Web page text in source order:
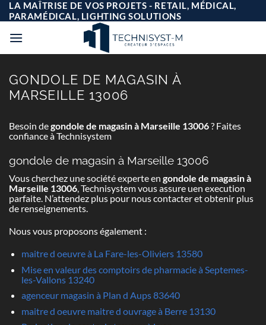
Passer
au
contenu
LA MAÎTRISE DE VOS PROJETS - RETAIL, MÉDICAL,
PARAMÉDICAL, LIGHTING SOLUTIONS
GONDOLE DE MAGASIN À
MARSEILLE 13006
Besoin degondole de magasin à Marseille 13006? Faites
confiance à Technisystem
gondole de magasin à Marseille 13006
Vous cherchez une société experte en gondole de magasin à
Marseille 13006, Technisystem vous assure uen execution
parfaite. N’attendez plus pour nous contacter et obtenir plus
de renseignements.
Nous vous proposons également :
maitre d oeuvre à La Fare-les-Oliviers 13580
Mise en valeur des comptoirs de pharmacie à Septemes-
les-Vallons 13240
agenceur magasin à Plan d Aups 83640
maitre d oeuvre maitre d ouvrage à Berre 13130